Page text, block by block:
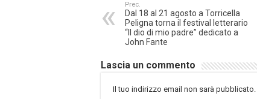
Prec.
Dal 18 al 21 agosto a Torricella
Peligna torna il festival letterario
“Il dio di mio padre” dedicato a
John Fante
Lascia un commento
Il tuo indirizzo email non sarà pubblicato.